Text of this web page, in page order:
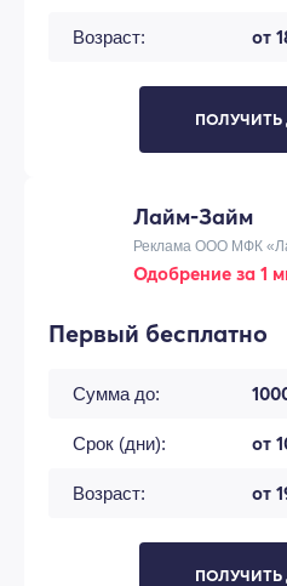
Возраст: от
ПОЛУЧИТЬ
Лайм-Займ
Реклама ООО МФК
Одобрение за 1
Первый бесплатно
Сумма до:
Срок (дни): от
Возраст: от
ПОЛУЧИТЬ